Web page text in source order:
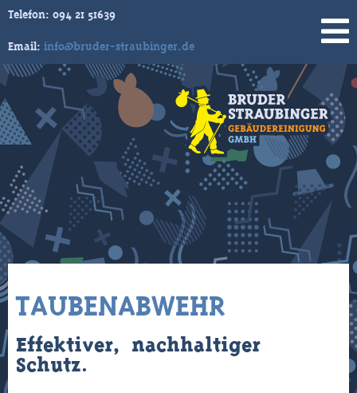
Telefon: 094 21 51639
Email: info@bruder-straubinger.de
Skip
to
content
TAUBENABWEHR
Effektiver, nachhaltiger
Schutz.